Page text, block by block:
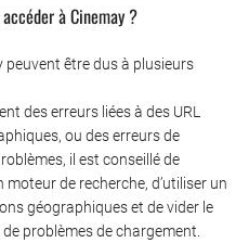
à Cinemay ?
peuvent être dus à plusieurs
des erreurs liées à des URL
ou des erreurs de
il est conseillé de
moteur de recherche, d’utiliser un
géographiques et de vider le
problèmes de chargement.